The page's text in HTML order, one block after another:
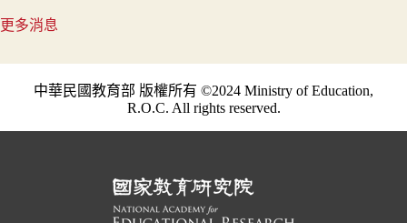
更多消息
中華民國教育部 版權所有 ©2024 Ministry of Education,
R.O.C. All rights reserved.